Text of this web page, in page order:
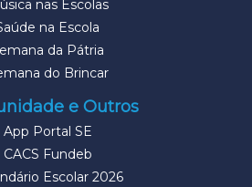
nas Escolas
na Escola
da Pátria
do Brincar
e Outros
App Portal SE
CACS Fundeb
Escolar 2026